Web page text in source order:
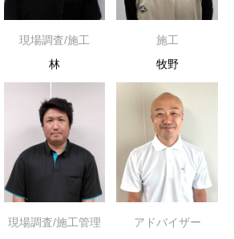
現場調査/施工
林
施工
牧野
現場調査/施工管理
アドバイザー